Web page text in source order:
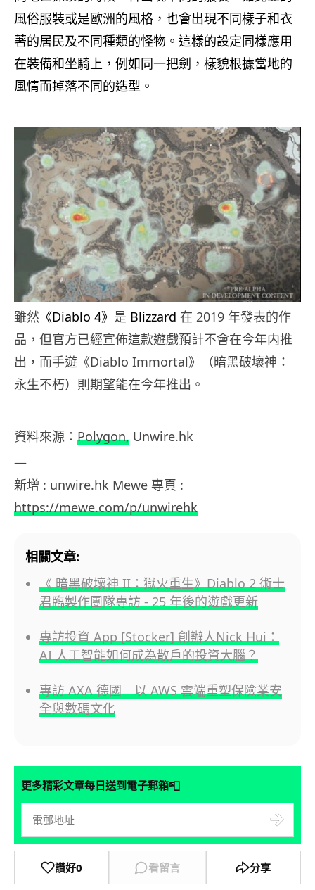
風俗服裝或是歐洲的風格，也會出現不同樣子和衣
著的居民及不同種類的怪物。這樣的設定同樣應用
在裝備和坐騎上，例如同一把劍，樣貌根據當地的
風情而掉落不同的造型。
雖然 《Diablo 4》 是 Blizzard 在 2019 年發表的作
品，但官方已經宣佈這款遊戲預計不會在今年内推
出，而手遊《Diablo Immortal》（暗黑破壞神：
永生不朽）則期望能在今年推出。
資料來源： Polygon, Unwire.hk
—
新增 : unwire.hk Mewe 專頁 :
https://mewe.com/p/unwirehk
相關文章:
《 暗黑破壞神 II：獄火重生》Diablo 2 術士
君臨製作團隊專訪 - 25 年後的遊戲更新
專訪投資 App [Stocker] 創辦人Nick Hui：
AI 人工智能如何成為散戶的投資大腦？
專訪 AXA 德國 以 AWS 雲端重塑保險業安
全與數碼文化
更多精彩文章每日送到電子郵箱📮
讚好0 看留言 分享